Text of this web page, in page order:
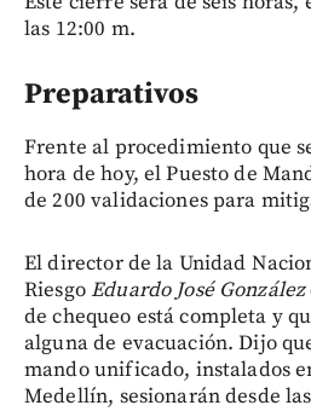
las 12:00 m.
Preparativos
Frente al procedimiento que
hora de hoy, el Puesto de
de 200 validaciones para
El director de la Unidad
RiesgoEduardo José González
de chequeo está completa y
alguna de evacuación. Dijo
mando unificado, instalados
Medellín, sesionarán desde